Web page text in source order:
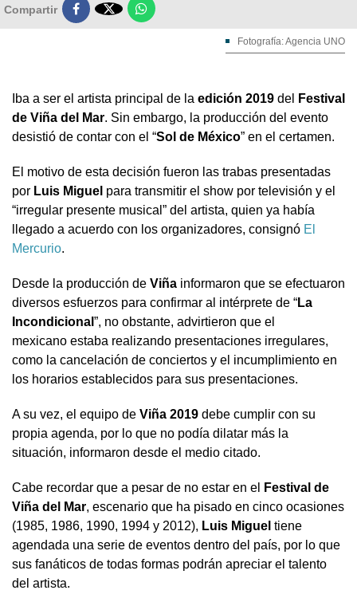
Compartir 
Fotografía: Agencia UNO
Iba a ser el artista principal de la edición 2019 del
Festival
de Viña del Mar. Sin embargo, la producción del evento
desistió de contar con el “Sol de México” en el certamen.
El motivo de esta decisión fueron las trabas presentadas
por Luis Miguel para transmitir el show por televisión y el
“irregular presente musical” del artista, quien ya había
llegado a acuerdo con los organizadores, consignó El
Mercurio.
Desde la producción de Viña informaron que se efectuaron
diversos esfuerzos para confirmar al intérprete de “La
Incondicional ”, no obstante, advirtieron que el
mexicano estaba realizando presentaciones irregulares,
como la cancelación de conciertos y el incumplimiento en
los horarios establecidos para sus presentaciones.
A su vez, el equipo de Viña 2019 debe cumplir con su
propia agenda, por lo que no podía dilatar más la
situación, informaron desde el medio citado.
Cabe recordar que a pesar de no estar en el
Festival de
Viña del Mar, escenario que ha pisado en cinco ocasiones
(1985, 1986, 1990, 1994 y 2012), Luis Miguel tiene
agendada una serie de eventos dentro del país, por lo que
sus fanáticos de todas formas podrán apreciar el talento
del artista.